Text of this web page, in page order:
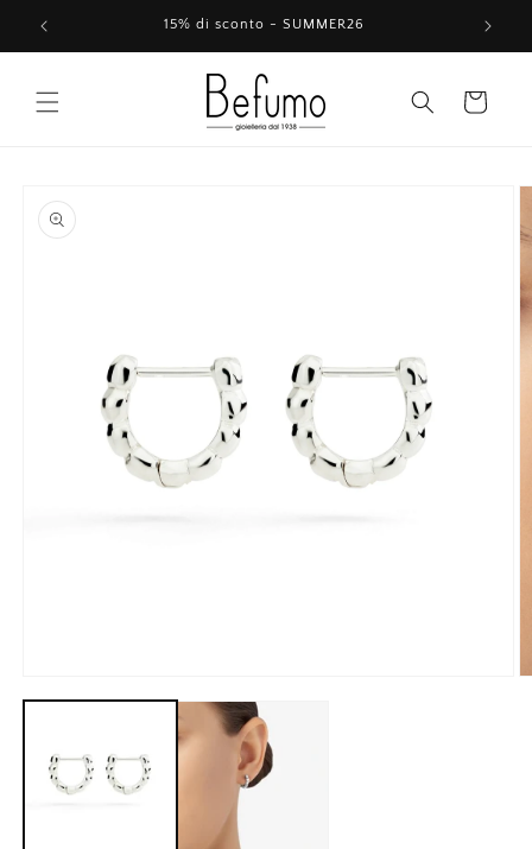
direttamente
ai contenuti
15% di sconto - SUMMER26
Carrello
informazioni
sul prodotto
contenuti
finestra
modale